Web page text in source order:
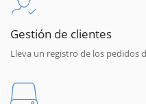
Gestión de clientes
Lleva un registro de los pedidos